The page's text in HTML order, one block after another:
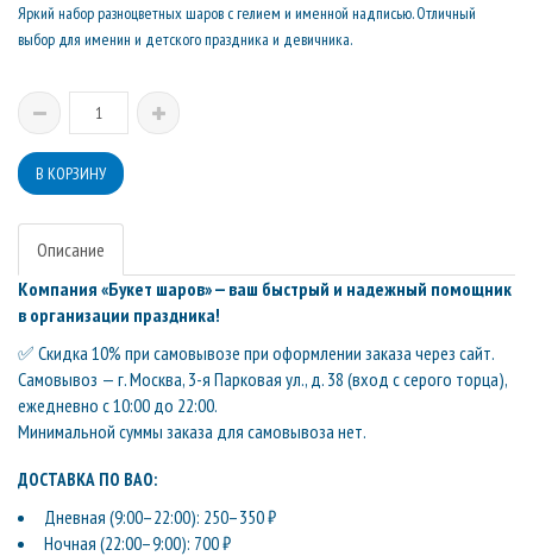
Яркий набор разноцветных шаров с гелием и именной надписью. Отличный
выбор для именин и детского праздника и девичника.
Описание
Компания «Букет шаров» — ваш быстрый и надежный помощник
в организации праздника!
✅ Скидка 10% при самовывозе при оформлении заказа через сайт.
Самовывоз — г. Москва, 3-я Парковая ул., д. 38 (вход с серого торца),
ежедневно с 10:00 до 22:00.
Минимальной суммы заказа для самовывоза нет.
ДОСТАВКА ПО ВАО:
Дневная (9:00–22:00): 250–350 ₽
Ночная (22:00–9:00): 700 ₽